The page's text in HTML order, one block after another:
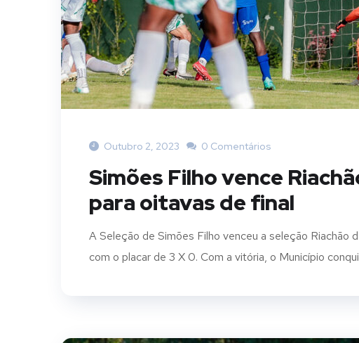
Outubro 2, 2023 0 Comentários
Simões Filho vence
para oitavas de final
A Seleção de Simões Filho venceu a seleção Riachão
com o placar de 3 X 0. Com a vitória, o Município